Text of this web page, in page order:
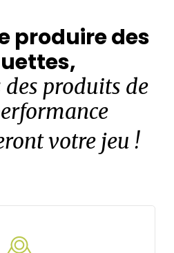
produire des
des produits de
votre jeu !